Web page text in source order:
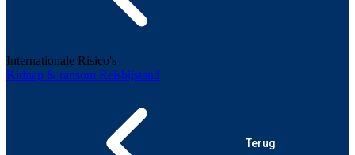
Internationale Risico's
Kidnap & ransom Reisbijstand
Terug